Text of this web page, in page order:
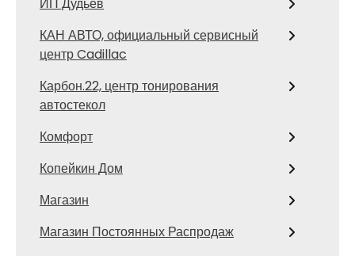
КАН АВТО, официальный сервисный
центр Cadillac
Карбон.22, центр тонирования
автостекол
Комфорт
Копейкин Дом
Магазин
Магазин Постоянных Распродаж